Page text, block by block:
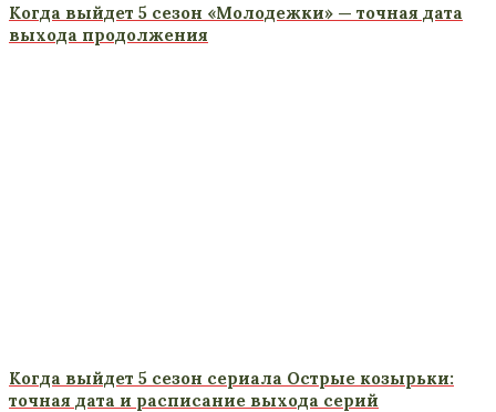
Когда выйдет 5 сезон «Молодежки» — точная дата
выхода продолжения
Когда выйдет 5 сезон сериала Острые козырьки:
точная дата и расписание выхода серий